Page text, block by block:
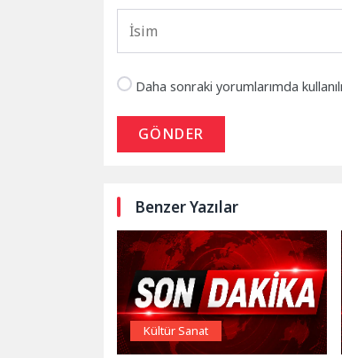
Daha sonraki yorumlarımda
GÖNDER
Benzer Yazılar
Kültür Sanat